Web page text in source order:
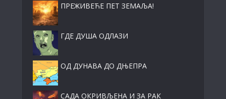
ПРЕЖИВЕЋЕ ПЕТ ЗЕМАЉА!
ГДЕ ДУША ОДЛАЗИ
ОД ДУНАВА ДО ДЊЕПРА
САДА ОКРИВЉЕНА И ЗА РАК